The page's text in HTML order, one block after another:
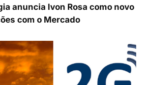
anuncia Ivon Rosa como novo
com o Mercado